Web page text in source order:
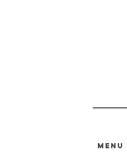
MENU